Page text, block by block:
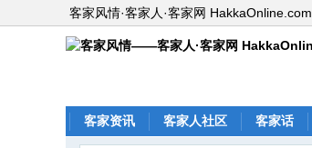
客家风情·客家人·客家网 HakkaOnline.com
客家资讯 客家人社区 客家话